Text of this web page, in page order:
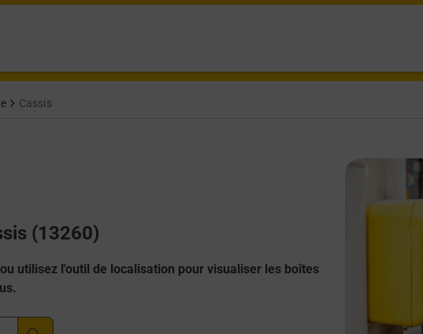
Cassis
(13260)
utilisez l'outil de localisation pour visualiser les boîtes